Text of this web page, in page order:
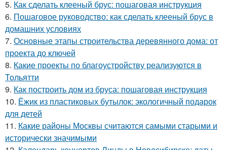
5. Как сделать клееный брус: пошаговая инструкция
6. Пошаговое руководство: как сделать клееный брус в
домашних условиях
7. Основные этапы строительства деревянного дома: от
проекта до ключей
8. Какие проекты по благоустройству реализуются в
Тольятти
9. Как построить дом из бруса: пошаговая инструкция
10. Ёжик из пластиковых бутылок: экологичный подарок
для детей
11. Какие районы Москвы считаются самыми старыми и
исторически значимыми